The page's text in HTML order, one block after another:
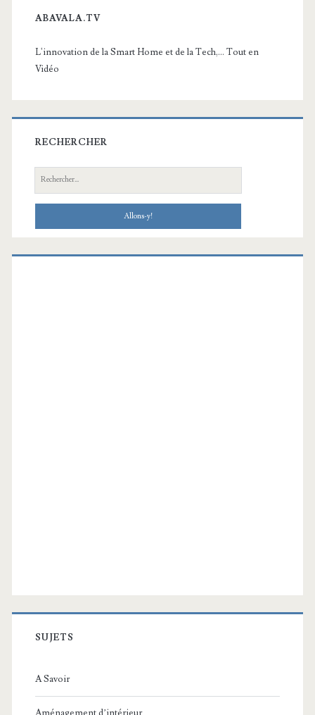
ABAVALA.TV
L'innovation de la Smart Home et de la Tech,... Tout en
Vidéo
RECHERCHER
Recherche:
SUJETS
A Savoir